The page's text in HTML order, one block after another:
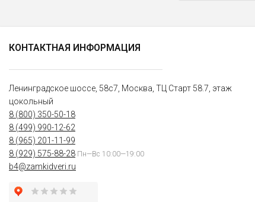
КОНТАКТНАЯ ИНФОРМАЦИЯ
Ленинградское шоссе, 58с7, Москва, ТЦ Старт 58.7, этаж
цокольный
8 (800) 350-50-18
8 (499) 990-12-62
8 (965) 201-11-99
8 (929) 575-88-28 Пн—Вс 10:00—19:00
b4@zamkidveri.ru